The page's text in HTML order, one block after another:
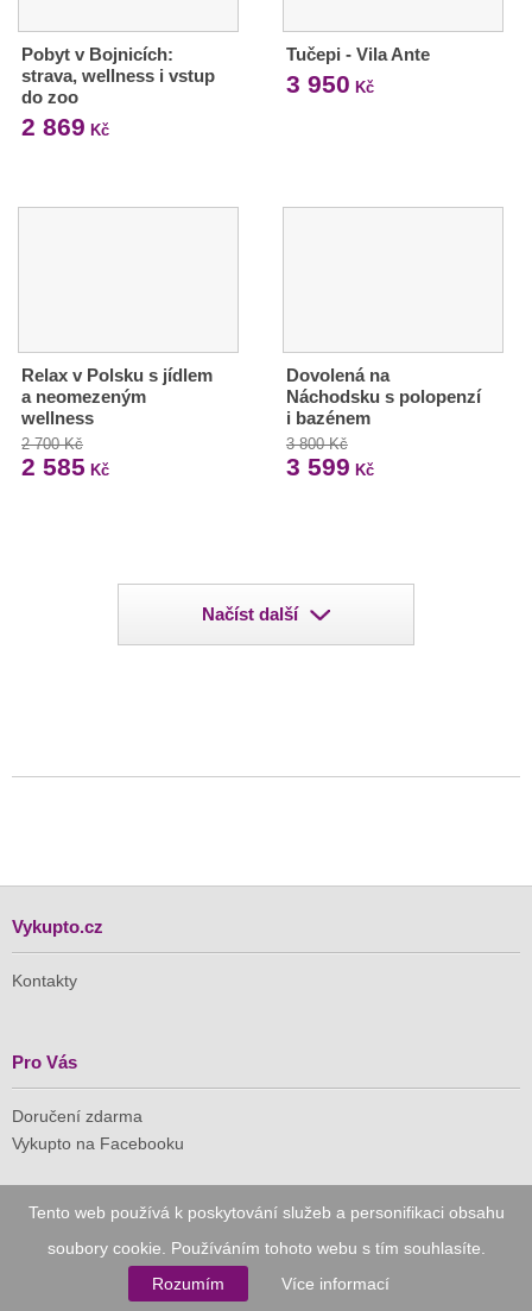
Tento web používá k poskytování služeb a personifikaci obsahu
soubory cookie. Používáním tohoto webu s tím souhlasíte.
Rozumím
Více informací
Pobyt v Bojnicích:
strava, wellness i vstup
do zoo
2 869 Kč
Tučepi - Vila Ante
3 950 Kč
Relax v Polsku s jídlem
a neomezeným
wellness
2 700 Kč
2 585 Kč
Dovolená na
Náchodsku s polopenzí
i bazénem
3 800 Kč
3 599 Kč
Načíst další
Vykupto.cz
Kontakty
Pro Vás
Doručení zdarma
Vykupto na Facebooku
Naše společnost je členem Asociace pro elektronickou
komerci (APEK)